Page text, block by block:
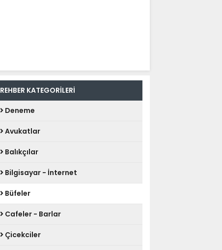
REHBER KATEGORİLERİ
Deneme
Avukatlar
Balıkçılar
Bilgisayar - İnternet
Büfeler
Cafeler - Barlar
Çicekciler